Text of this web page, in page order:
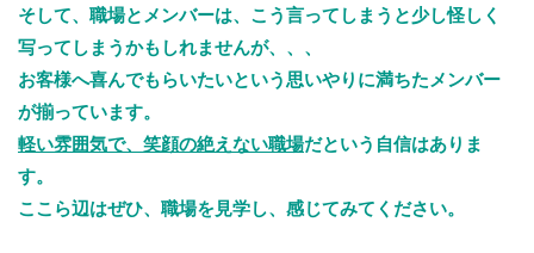
そして、職場とメンバーは、こう言ってしまうと少し怪しく
写ってしまうかもしれませんが、、、
お客様へ喜んでもらいたいという思いやりに満ちたメンバー
が揃っています。
軽い雰囲気で、笑顔の絶えない職場だという自信はありま
す。
ここら辺はぜひ、職場を見学し、感じてみてください。